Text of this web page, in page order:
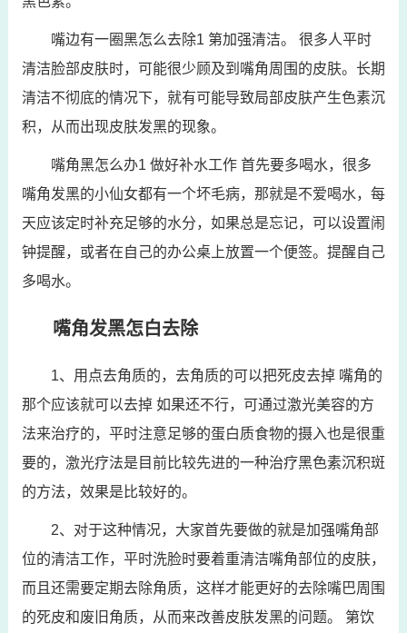
嘴边有一圈黑怎么去除1 第加强清洁。 很多人平时
清洁脸部皮肤时，可能很少顾及到嘴角周围的皮肤。长期
清洁不彻底的情况下，就有可能导致局部皮肤产生色素沉
积，从而出现皮肤发黑的现象。
嘴角黑怎么办1 做好补水工作 首先要多喝水，很多
嘴角发黑的小仙女都有一个坏毛病，那就是不爱喝水，每
天应该定时补充足够的水分，如果总是忘记，可以设置闹
钟提醒，或者在自己的办公桌上放置一个便签。提醒自己
多喝水。
嘴角发黑怎白去除
1、用点去角质的，去角质的可以把死皮去掉 嘴角的
那个应该就可以去掉 如果还不行，可通过激光美容的方
法来治疗的，平时注意足够的蛋白质食物的摄入也是很重
要的，激光疗法是目前比较先进的一种治疗黑色素沉积斑
的方法，效果是比较好的。
2、对于这种情况，大家首先要做的就是加强嘴角部
位的清洁工作，平时洗脸时要着重清洁嘴角部位的皮肤，
而且还需要定期去除角质，这样才能更好的去除嘴巴周围
的死皮和废旧角质，从而来改善皮肤发黑的问题。 第饮